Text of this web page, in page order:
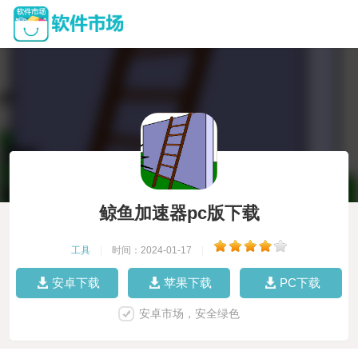
鲸鱼加速器pc版下载
工具 时间：2024-01-17
安卓下载 苹果下载 PC下载
安卓市场，安全绿色